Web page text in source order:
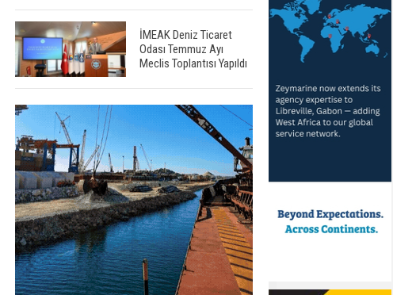
İMEAK Deniz Ticaret
Odası Temmuz Ayı
Meclis Toplantısı Yapıldı